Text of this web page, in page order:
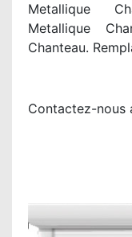
Metallique
Metallique
Chanteau.
Contactez-nous